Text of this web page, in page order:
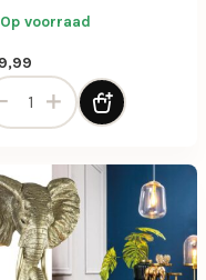
kap
Op voorraad
wandlamp zwart met